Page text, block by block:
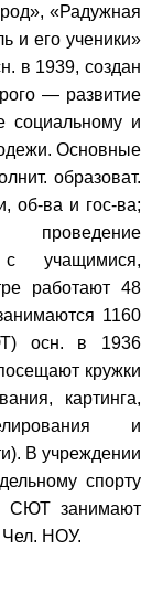
«Радужная
и его ученики»
в 1939, создан
— развитие
социальному и
Основные
образоват.
об-ва и гос-ва;
проведение
с учащимися,
работают 48
1160
осн. в 1936
кружки
картинга,
и
В учреждении
спорту
СЮТ занимают
Чел. НОУ.